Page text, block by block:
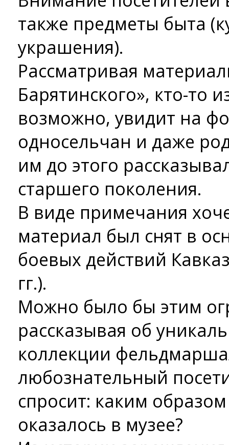
также предметы быта
украшения).
Рассматривая
Барятинского», кто-то
возможно, увидит на
односельчан и даже
им до этого
старшего поколения.
В виде примечания
материал был снят в
боевых действий
гг.).
Можно было бы этим
рассказывая об
коллекции
любознательный
спросит: каким образом
оказалось в музее?